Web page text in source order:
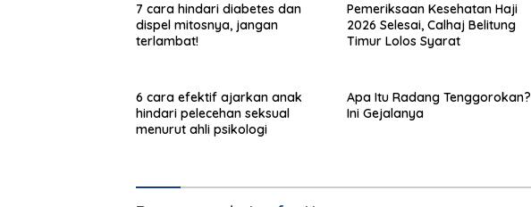
7 cara hindari diabetes dan
dispel mitosnya, jangan
terlambat!
Pemeriksaan Kesehatan Haji
2026 Selesai, Calhaj Belitung
Timur Lolos Syarat
6 cara efektif ajarkan anak
hindari pelecehan seksual
menurut ahli psikologi
Apa Itu Radang Tenggorokan?
Ini Gejalanya